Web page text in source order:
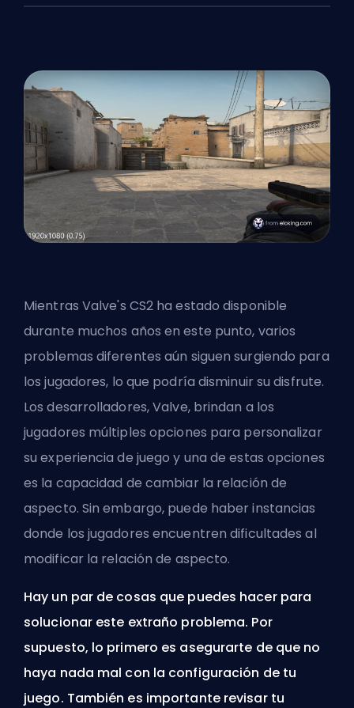
Mientras Valve's CS2 ha estado disponible
durante muchos años en este punto, varios
problemas diferentes aún siguen surgiendo para
los jugadores, lo que podría disminuir su disfrute.
Los desarrolladores, Valve, brindan a los
jugadores múltiples opciones para personalizar
su experiencia de juego y una de estas opciones
es la capacidad de cambiar la relación de
aspecto. Sin embargo, puede haber instancias
donde los jugadores encuentren dificultades al
modificar la relación de aspecto.
Hay un par de cosas que puedes hacer para
solucionar este extraño problema. Por
supuesto, lo primero es asegurarte de que no
haya nada mal con la configuración de tu
juego. También es importante revisar tu